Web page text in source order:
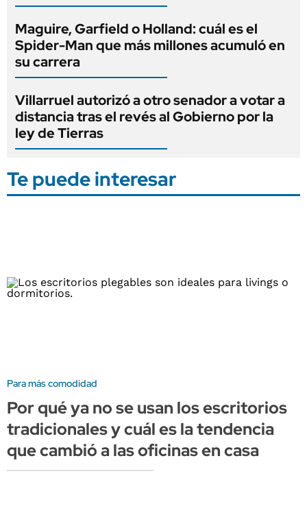
Maguire, Garfield o Holland: cuál es el
Spider-Man que más millones acumuló en
su carrera
Villarruel autorizó a otro senador a votar a
distancia tras el revés al Gobierno por la
ley de Tierras
Te puede interesar
Para más comodidad
Por qué ya no se usan los escritorios
tradicionales y cuál es la tendencia
que cambió a las oficinas en casa